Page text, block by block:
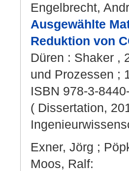
Engelbrecht,
Ausgewählte
Reduktion von
Düren : Shaker ,
und Prozessen ;
ISBN 978-3-
( Dissertation,
Exner, Jörg ;
Moos, Ralf: